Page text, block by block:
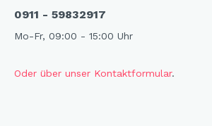
0911 - 59832917
Mo-Fr, 09:00 - 15:00 Uhr
Oder über unser Kontaktformular.